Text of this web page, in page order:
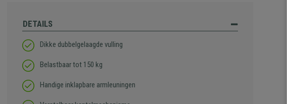
DETAILS
Dikke dubbelgelaagde vulling
Belastbaar tot 150 kg
Handige inklapbare armleuningen